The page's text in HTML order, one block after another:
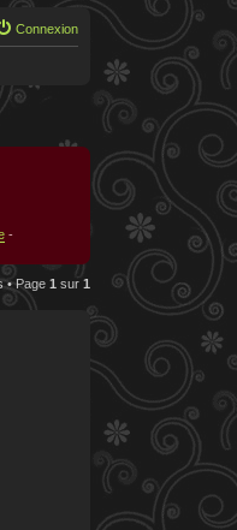
Connexion
-
• Page 1 sur 1